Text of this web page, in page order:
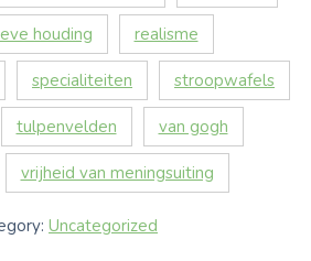
houding realisme
specialiteiten stroopwafels
tulpenvelden van gogh
vrijheid van meningsuiting
Uncategorized